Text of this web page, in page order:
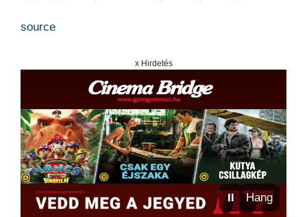
source
x Hirdetés
⏸ Hang